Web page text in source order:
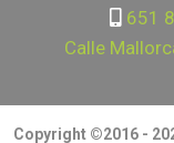
651
Calle
Copyright ©2016 -